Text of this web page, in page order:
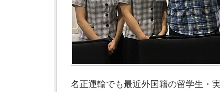
名正運輸でも最近外国籍の留学生・